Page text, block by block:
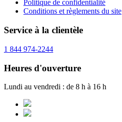
Politique de confidentialité
Conditions et règlements du site
Service à la clientèle
1 844 974-2244
Heures d'ouverture
Lundi au vendredi : de 8 h à 16 h